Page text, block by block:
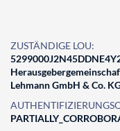
ZUSTÄNDIGE LOU:
Lehmann GmbH & Co.